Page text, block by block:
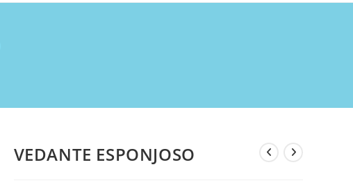
VEDANTE ESPONJOSO